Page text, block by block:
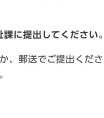
に提出してください。
、郵送でご提出くださ